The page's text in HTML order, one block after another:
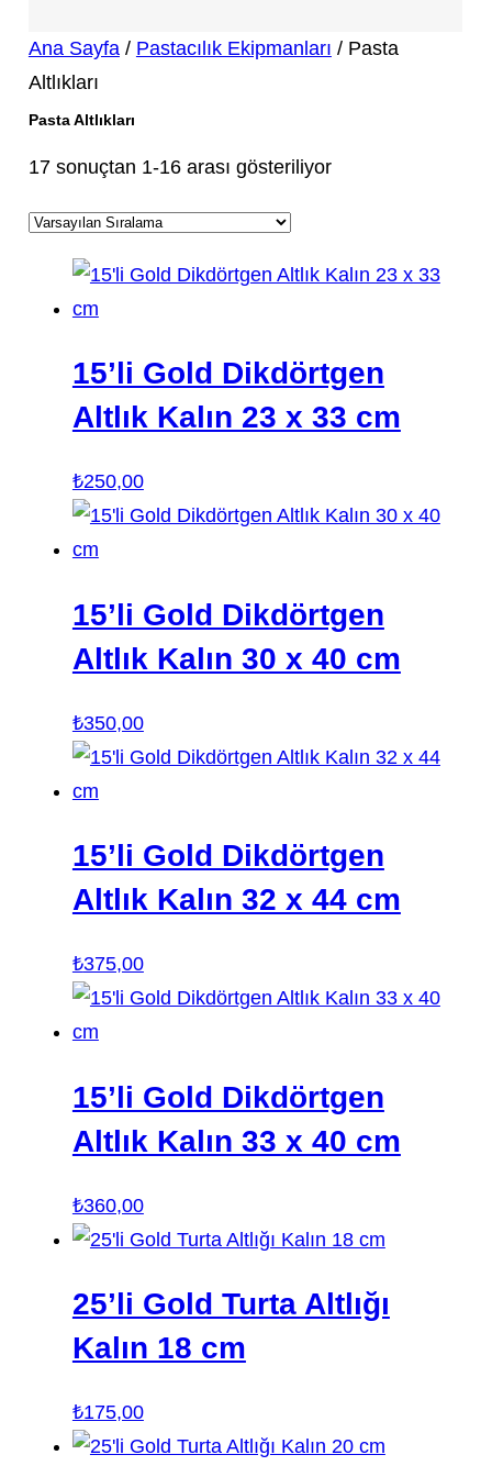
Ana Sayfa/ Pastacılık Ekipmanları / Pasta
Altlıkları
Pasta Altlıkları
17 sonuçtan 1-16 arası gösteriliyor
15’li Gold Dikdörtgen
Altlık Kalın 23 x 33 cm
₺250,00
15’li Gold Dikdörtgen
Altlık Kalın 30 x 40 cm
₺350,00
15’li Gold Dikdörtgen
Altlık Kalın 32 x 44 cm
₺375,00
15’li Gold Dikdörtgen
Altlık Kalın 33 x 40 cm
₺360,00
25’li Gold Turta Altlığı
Kalın 18 cm
₺175,00